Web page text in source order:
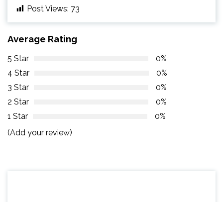
Post Views: 73
Average Rating
5 Star
0%
4 Star
0%
3 Star
0%
2 Star
0%
1 Star
0%
(Add your review)